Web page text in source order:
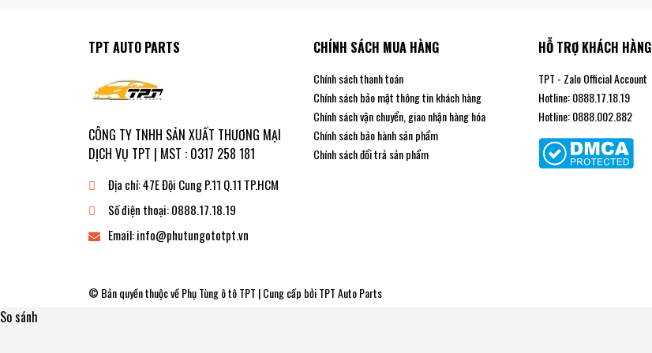
Với phương châm hợp tác lâu dài, cùng đồng hành phát triển bền vững. Chúng tôi chắc chắn
rằng sẽ mang đến cho quý khách một dòng sản phẩm để phát triển kinh doanh hoàn thiện về các yếu
tố như … sản phẩm đẹp, chất lượng cao, giá thành cạnh tranh , thị trường tiêu thụ rộng.
Để liên kết thương mại với chúng tôi, quý khách vui lòng NHẤN VÀO LIÊN KẾT PHÍA DƯỚI
TPT AUTO PARTS
CÔNG TY TNHH SẢN XUẤT THƯƠNG MẠI
DỊCH VỤ TPT | MST : 0317 258 181
Địa chỉ:47E Đội Cung P.11 Q.11 TP.HCM
Số điện thoại:0888.17.18.19
Email:info@phutungototpt.vn
CHÍNH SÁCH MUA HÀNG
Chính sách thanh toán
Chính sách bảo mật thông tin khách hàng
Chính sách vận chuyển, giao nhận hàng hóa
Chính sách bảo hành sản phẩm
Chính sách đổi trả sản phẩm
HỖ TRỢ KHÁCH HÀNG
TPT - Zalo Official Account
Hotline: 0888.17.18.19
Hotline: 0888.002.882
© Bản quyền thuộc vềPhụ Tùng ô tô TPT | Cung cấp bởiTPT Auto Parts
So sánh